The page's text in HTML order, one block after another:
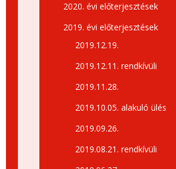
2020. évi előterjesztések
2019. évi előterjesztések
2019.12.19.
2019.12.11. rendkívüli
2019.11.28.
2019.10.05. alakuló ülés
2019.09.26.
2019.08.21. rendkívüli